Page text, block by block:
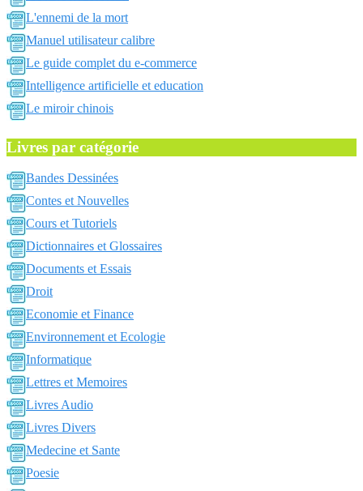
L'ennemi de la mort
Manuel utilisateur calibre
Le guide complet du e-commerce
Intelligence artificielle et education
Le miroir chinois
Livres par catégorie
Bandes Dessinées
Contes et Nouvelles
Cours et Tutoriels
Dictionnaires et Glossaires
Documents et Essais
Droit
Economie et Finance
Environnement et Ecologie
Informatique
Lettres et Memoires
Livres Audio
Livres Divers
Medecine et Sante
Poesie